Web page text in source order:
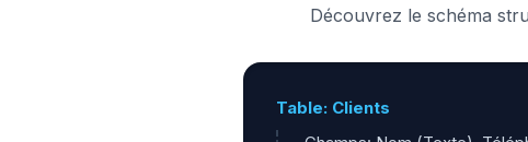
Découvrez le schéma
Table: Clients